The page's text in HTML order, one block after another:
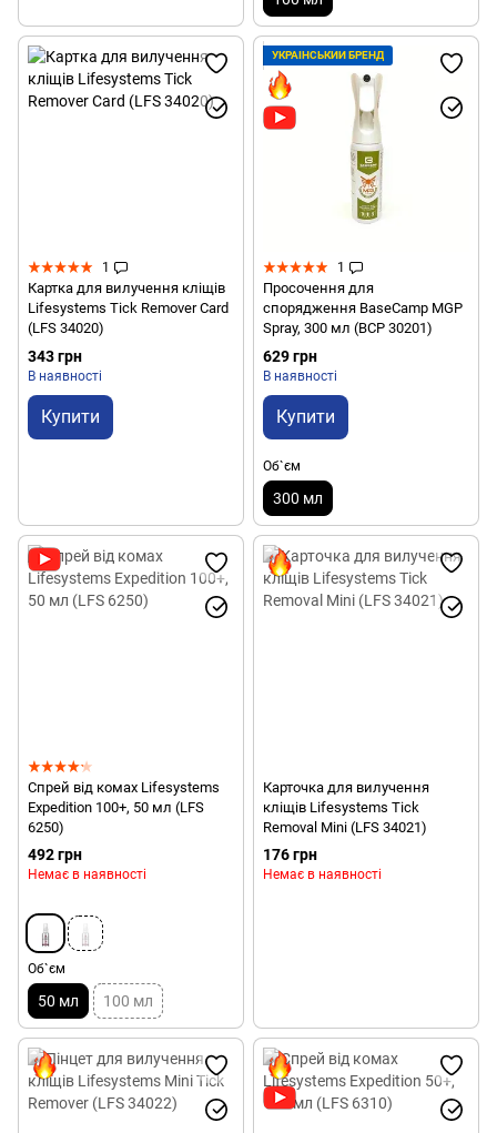
1
Картка для вилучення кліщів
Lifesystems Tick Remover Card
(LFS 34020)
343 грн
В наявності
Купити
УКРАЇНСЬКИЙ БРЕНД
1
Просочення для
спорядження BaseCamp MGP
Spray, 300 мл (BCP 30201)
629 грн
В наявності
Купити
Об`єм
300 мл
Спрей від комах Lifesystems
Expedition 100+, 50 мл (LFS
6250)
492 грн
Немає в наявності
Об`єм
50 мл 100 мл
Карточка для вилучення
кліщів Lifesystems Tick
Removal Mini (LFS 34021)
176 грн
Немає в наявності